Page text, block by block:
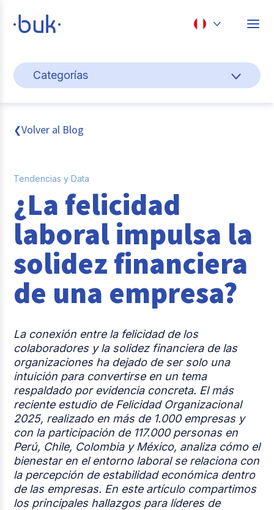
Perú
Categorías
Gestión de personas
Cultura y bienestar laboral
Sistema pagos y planillas
Entrevistas
Buk
Reclutamiento y selección de personal
Casos de éxito
Columna del Experto
Pago de nómina
Reclutamiento y Selección
❮Volver al Blog
Tendencias y Data
¿La felicidad
laboral impulsa la
solidez financiera
de una empresa?
La conexión entre la felicidad de los
colaboradores y la solidez financiera de las
organizaciones ha dejado de ser solo una
intuición para convertirse en un tema
respaldado por evidencia concreta. El más
reciente estudio de Felicidad Organizacional
2025, realizado en más de 1.000 empresas y
con la participación de 117.000 personas en
Perú, Chile, Colombia y México, analiza cómo el
bienestar en el entorno laboral se relaciona con
la percepción de estabilidad económica dentro
de las empresas. En este artículo compartimos
los principales hallazgos para líderes de